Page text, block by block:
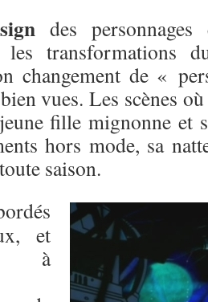
des
les transformations
changement de «
vues. Les scènes
fille mignonne et
hors mode, sa
saison.
et
à